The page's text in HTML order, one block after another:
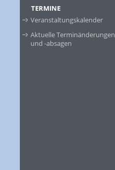
TERMINE
Veranstaltungskalender
Aktuelle Terminänderungen
und -absagen